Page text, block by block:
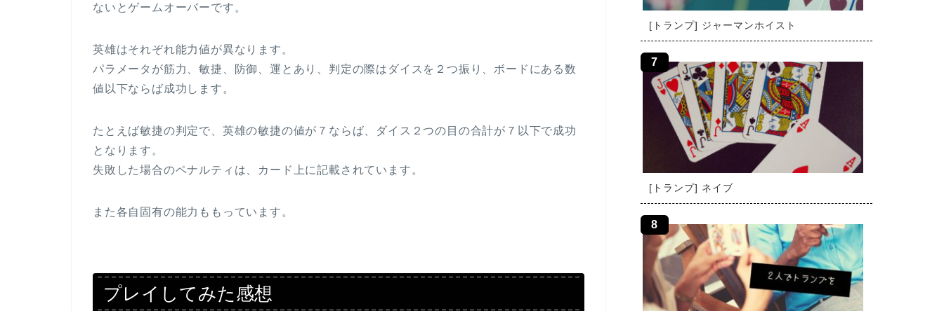
ないとゲームオーバーです。
英雄はそれぞれ能力値が異なります。
パラメータが筋力、敏捷、防御、運とあり、判定の際はダイスを２つ振り、ボードにある数
値以下ならば成功します。
たとえば敏捷の判定で、英雄の敏捷の値が７ならば、ダイス２つの目の合計が７以下で成功
となります。
失敗した場合のペナルティは、カード上に記載されています。
また各自固有の能力ももっています。
プレイしてみた感想
[トランプ] ジャーマンホイスト
[トランプ] ネイブ